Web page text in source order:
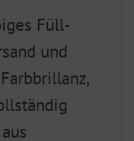
Füll-
und